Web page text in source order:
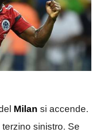
Milan si accende.
sinistro. Se